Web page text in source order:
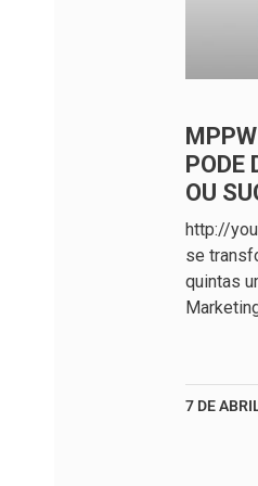
PODE
OU
http://
se
quintas
7 DE